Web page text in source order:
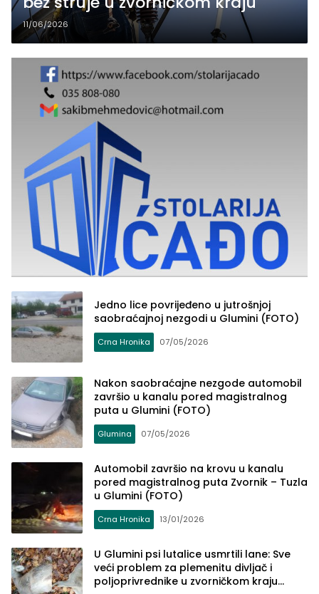
11/06/2026
Jedno lice povrijeđeno u jutrošnjoj
saobraćajnoj nezgodi u Glumini (FOTO)
Crna Hronika 07/05/2026
Nakon saobraćajne nezgode automobil
završio u kanalu pored magistralnog
puta u Glumini (FOTO)
Glumina 07/05/2026
Automobil završio na krovu u kanalu
pored magistralnog puta Zvornik – Tuzla
u Glumini (FOTO)
Crna Hronika 13/01/2026
U Glumini psi lutalice usmrtili lane: Sve
veći problem za plemenitu divljač i
poljoprivrednike u zvorničkom kraju